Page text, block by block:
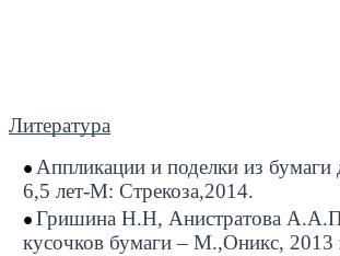
Литература
Аппликации и поделки из бумаги
6,5 лет-М: Стрекоза,2014.
Гришина Н.Н, Анистратова
кусочков бумаги – М.,Оникс, 2013